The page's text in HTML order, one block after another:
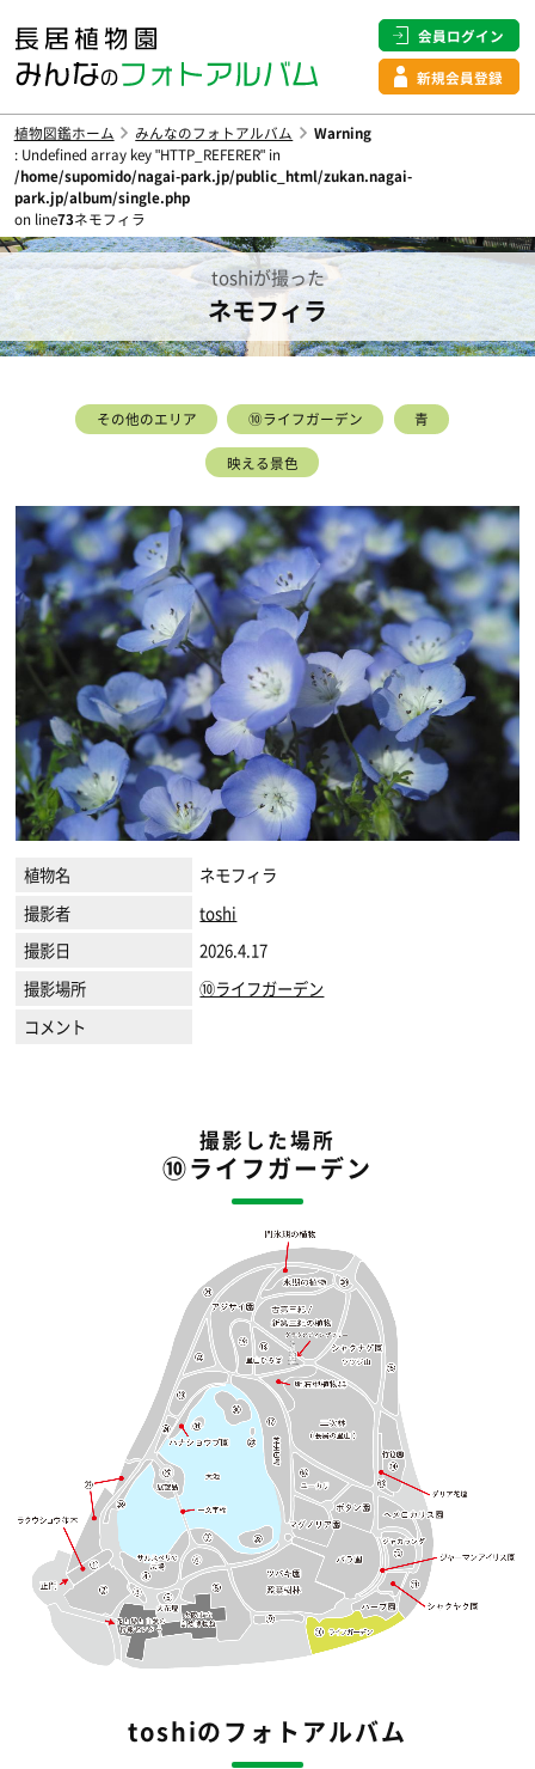
会員ログイン
新規会員登録
植物図鑑ホーム みんなのフォトアルバム
Warning
: Undefined array key "HTTP_REFERER" in
/home/supomido/nagai-park.jp/public_html/zukan.nagai-
park.jp/album/single.php
on line73ネモフィラ
toshiが撮った
ネモフィラ
その他のエリア ⑩ライフガーデン 青
映える景色
植物名
ネモフィラ
撮影者
toshi
撮影日
2026.4.17
撮影場所
⑩ライフガーデン
コメント
撮影した場所
⑩ライフガーデン
toshiのフォトアルバム